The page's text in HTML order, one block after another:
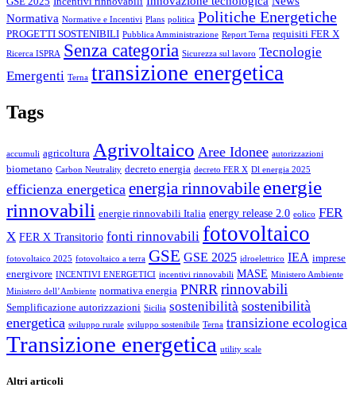
Normativa Normative e Incentivi Plans politica Politiche Energetiche
PROGETTI SOSTENIBILI Pubblica Amministrazione Report Terna requisiti FER X
Ricerca ISPRA Senza categoria Sicurezza sul lavoro Tecnologie
Emergenti Terna transizione energetica
Tags
accumuli agricoltura Agrivoltaico Aree Idonee autorizzazioni
biometano Carbon Neutrality decreto energia decreto FER X Dl energia 2025
efficienza energetica energia rinnovabile energie
rinnovabili energie rinnovabili Italia energy release 2.0 eolico FER
X FER X Transitorio fonti rinnovabili fotovoltaico
fotovoltaico 2025 fotovoltaico a terra GSE GSE 2025 idroelettrico IEA imprese
energivore INCENTIVI ENERGETICI incentivi rinnovabili MASE Ministero Ambiente
Ministero dell’Ambiente normativa energia PNRR rinnovabili
Semplificazione autorizzazioni Sicilia sostenibilità sostenibilità
energetica sviluppo rurale sviluppo sostenibile Terna transizione ecologica
Transizione energetica utility scale
Altri articoli